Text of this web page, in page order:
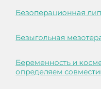
Безоперационная
Безыгольная
Беременность и
определяем